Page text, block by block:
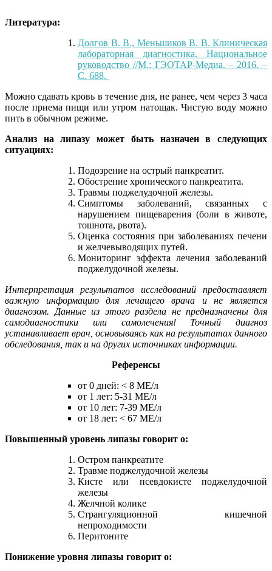
Литература:
Долгов В. В., Меньшиков В. В. Клиническая
лабораторная диагностика. Национальное
руководство //М.: ГЭОТАР-Медиа. – 2016. –
С. 688.
Можно сдавать кровь в течение дня, не ранее, чем через 3 часа
после приема пищи или утром натощак. Чистую воду можно
пить в обычном режиме.
Анализ на липазу может быть назначен в следующих
ситуациях:
Подозрение на острый панкреатит.
Обострение хронического панкреатита.
Травмы поджелудочной железы.
Симптомы заболеваний, связанных с
нарушением пищеварения (боли в животе,
тошнота, рвота).
Оценка состояния при заболеваниях печени
и желчевыводящих путей.
Мониторинг эффекта лечения заболеваний
поджелудочной железы.
Интерпретация результатов исследований предоставляет
важную информацию для лечащего врача и не является
диагнозом. Данные из этого раздела не предназначены для
самодиагностики или самолечения! Точный диагноз
устанавливает врач, основываясь как на результатах данного
обследования, так и на других источниках информации.
Референсы
от 0 дней: < 8 МЕ/л
от 1 лет: 5-31 МЕ/л
от 10 лет: 7-39 МЕ/л
от 18 лет: < 67 МЕ/л
Повышенный уровень липазы говорит о:
Остром панкреатите
Травме поджелудочной железы
Кисте или псевдокисте поджелудочной
железы
Желчной колике
Странгуляционной кишечной
непроходимости
Перитоните
Понижение уровня липазы говорит о: